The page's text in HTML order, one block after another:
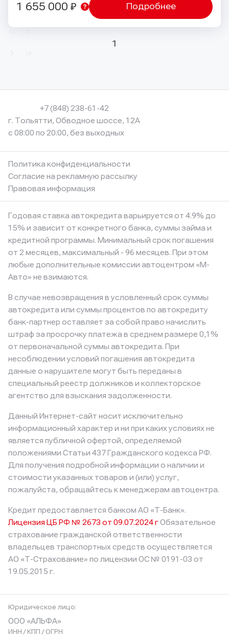
Подробнее
1 655 000 ₽
1
+7 (848) 238-61-42
г. Тольятти, Обводное шоссе, 12А
с 08:00 по 20:00, без выходных
Политика конфиденциальности
Согласие на рекламную рассылку
Правовая информация
Годовая ставка автокредита варьируется от 4.9% до
15% и зависит от конкретного банка, суммы займа и
кредитной программы. Минимальный срок погашения
от 2 месяцев, максимальный - 96 месяцев. При этом
любые дополнительные комиссии автоцентром «М-
Авто» не взимаются.
В случае невозвращения в условленный срок суммы
автокредита или суммы процентов по автокредиту
банк-партнер оставляет за собой право начислить
штраф за просрочку платежа в среднем размере 0,1%
от первоначальной суммы автокредита. При
несоблюдении условий погашения автокредита
данные о нарушителе могут быть переданы в
специальный реестр должников и коллекторское
агентство для взыскания задолженности.
Данный Интернет-сайт носит исключительно
информационный характер и ни при каких условиях не
является публичной офертой, определяемой
положениями Статьи 437 Гражданского кодекса РФ.
Для получения подробной информации о наличии и
стоимости указанных товаров и (или) услуг,
пожалуйста, обращайтесь к менеджерам автоцентра.
Кредит предоставляется банком АО «Т-Банк».
Лицензия ЦБ РФ № 2673 от 09.07.2024 гОбязательное
страхование гражданской ответственности
владельцев транспортных средств осуществляется
АО «Т-Страхование» по лицензии ОС № 0191-03 от
19.05.2015 г.
Юридическое лицо:
ООО «АЛЬФА»
ИНН / КПП / ОГРН: